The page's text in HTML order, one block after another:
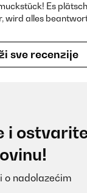
Es
alles
Geräusch im
sve recenzije
i
o nadolazećim